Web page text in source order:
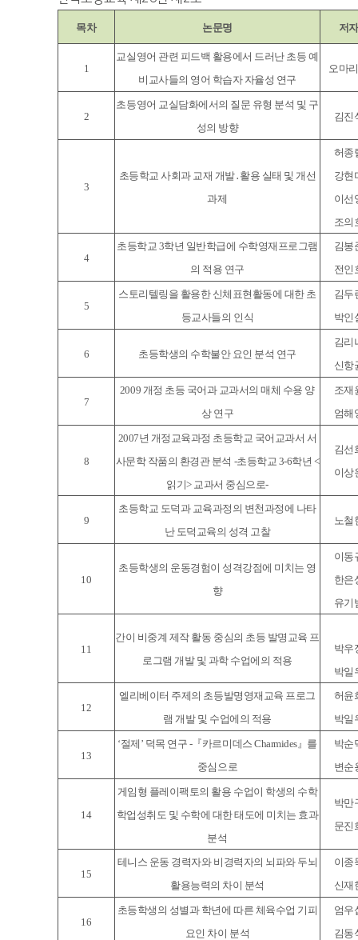
목차 논문명 저
1
교실영어 관련 피드백 활용에서 드러난 초등 예
비교사들의 영어 학습자 자율성 연구
오마
2
초등영어 교실담화에서의 질문 유형 분석 및 구
성의 방향
김진
3
초등학교 사회과 교재 개발․활용 실태 및 개선
과제
허종
강현
이선
조의
4
초등학교 3학년 일반학급에 수학영재프로그램
의 적용 연구
김봉
전인
5
스토리텔링을 활용한 신체표현활동에 대한 초
등교사들의 인식
김두
박인
6 초등학생의 수학불안 요인 분석 연구
김리
신항
7
2009 개정 초등 국어과 교과서의 매체 수용 양
상 연구
조재
엄해
8
2007년 개정교육과정 초등학교 국어교과서 서
사문학 작품의 환경관 분석 -초등학교 3-6학년 <
읽기> 교과서 중심으로-
김선
이상
9
초등학교 도덕과 교육과정의 변천과정에 나타
난 도덕교육의 성격 고찰
노철
10
초등학생의 운동경험이 성격강점에 미치는 영
향
이동
한은
유기
11
간이 비중계 제작 활동 중심의 초등 발명교육 프
로그램 개발 및 과학 수업에의 적용
박우
박일
12
엘리베이터 주제의 초등발명영재교육 프로그
램 개발 및 수업에의 적용
허윤
박일
13
‘절제’ 덕목 연구 -『카르미데스 Charmides』를
중심으로
박순
변순
14
게임형 플레이팩토의 활용 수업이 학생의 수학
학업성취도 및 수학에 대한 태도에 미치는 효과
분석
박만
문진
15
테니스 운동 경력자와 비경력자의 뇌파와 두뇌
활용능력의 차이 분석
이종
신재
16
초등학생의 성별과 학년에 따른 체육수업 기피
요인 차이 분석
엄우
김동